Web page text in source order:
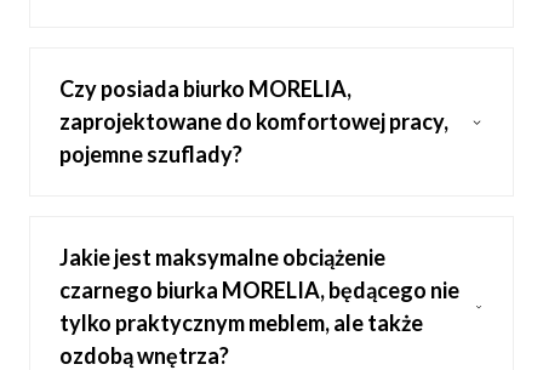
Czy posiada biurko MORELIA,
zaprojektowane do komfortowej pracy,
pojemne szuflady?
Jakie jest maksymalne obciążenie
czarnego biurka MORELIA, będącego nie
tylko praktycznym meblem, ale także
ozdobą wnętrza?